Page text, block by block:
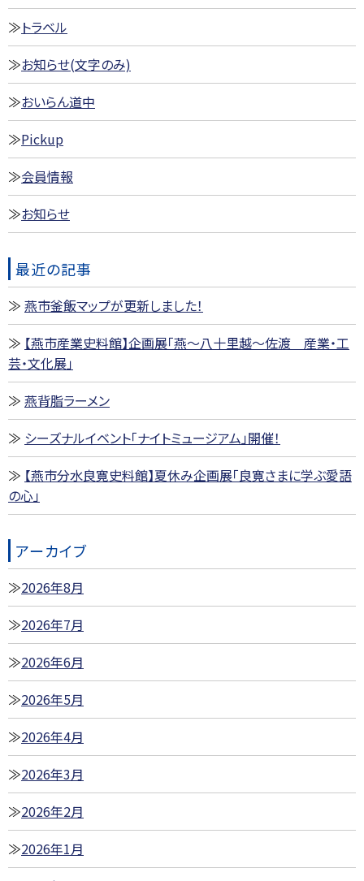
トラベル
お知らせ(文字のみ)
おいらん道中
Pickup
会員情報
お知らせ
最近の記事
燕市釜飯マップが更新しました！
【燕市産業史料館】企画展「燕～八十里越～佐渡 産業・工
芸・文化展」
燕背脂ラーメン
シーズナルイベント「ナイトミュージアム」開催！
【燕市分水良寛史料館】夏休み企画展「良寛さまに学ぶ愛語
の心」
アーカイブ
2026年8月
2026年7月
2026年6月
2026年5月
2026年4月
2026年3月
2026年2月
2026年1月